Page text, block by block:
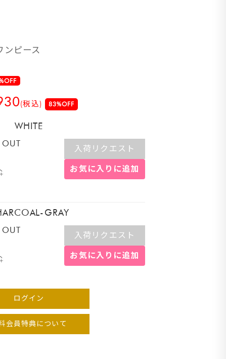
ンピース
(税込) 83%OFF
WHITE
OUT
入荷リクエスト
お気に入りに追加
GRAY
OUT
入荷リクエスト
お気に入りに追加
ログイン
会員特典について